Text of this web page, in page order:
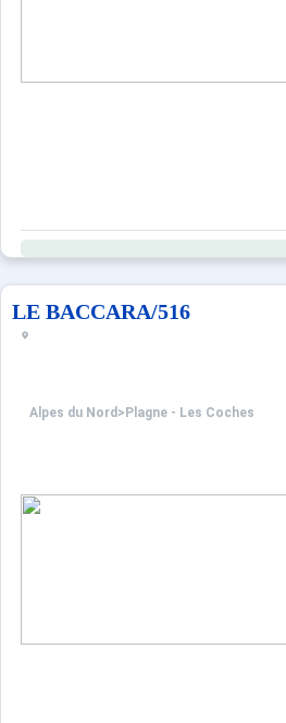
LE BACCARA/516
Alpes du Nord > Plagne - Les Coches